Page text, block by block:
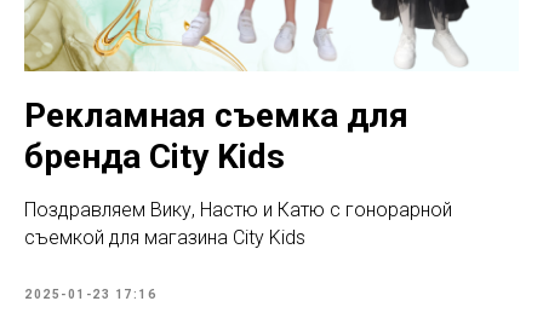
Рекламная съемка для
бренда City Kids
Поздравляем Вику, Настю и Катю с гонорарной
съемкой для магазина City Kids
2025-01-23 17:16